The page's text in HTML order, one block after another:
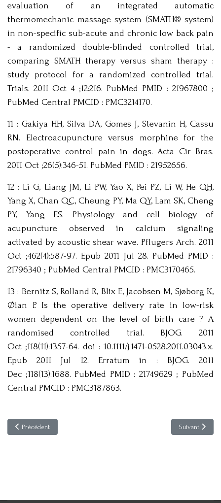
evaluation of an integrated automatic
thermomechanic massage system (SMATH® system)
in non-specific sub-acute and chronic low back pain
- a randomized double-blinded controlled trial,
comparing SMATH therapy versus sham therapy :
study protocol for a randomized controlled trial.
Trials. 2011 Oct 4 ;12:216. PubMed PMID : 21967800 ;
PubMed Central PMCID : PMC3214170.
11 : Gakiya HH, Silva DA, Gomes J, Stevanin H, Cassu
RN. Electroacupuncture versus morphine for the
postoperative control pain in dogs. Acta Cir Bras.
2011 Oct ;26(5):346-51. PubMed PMID : 21952656.
12 : Li G, Liang JM, Li PW, Yao X, Pei PZ, Li W, He QH,
Yang X, Chan QC, Cheung PY, Ma QY, Lam SK, Cheng
PY, Yang ES. Physiology and cell biology of
acupuncture observed in calcium signaling
activated by acoustic shear wave. Pflugers Arch. 2011
Oct ;462(4):587-97. Epub 2011 Jul 28. PubMed PMID :
21796340 ; PubMed Central PMCID : PMC3170465.
13 : Bernitz S, Rolland R, Blix E, Jacobsen M, Sjøborg K,
Øian P. Is the operative delivery rate in low-risk
women dependent on the level of birth care ? A
randomised controlled trial. BJOG. 2011
Oct ;118(11):1357-64. doi : 10.1111/j.1471-0528.2011.03043.x.
Epub 2011 Jul 12. Erratum in : BJOG. 2011
Dec ;118(13):1688. PubMed PMID : 21749629 ; PubMed
Central PMCID : PMC3187863.
Article précédent : Dans la dépression chronique liée à la douleur, une
Précédent Article suivant
Suivant